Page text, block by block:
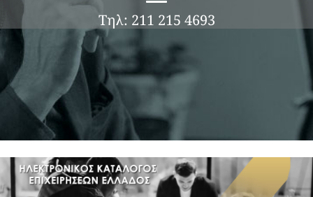
Τηλ: 211 215 4693